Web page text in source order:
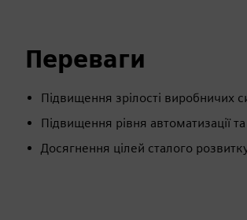
Переваги
Підвищення зрілості виробничих
Підвищення рівня автоматизації
Досягнення цілей сталого